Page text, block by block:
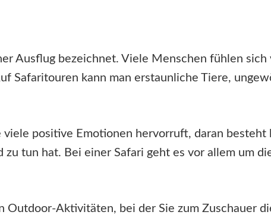
Ausflug bezeichnet. Viele Menschen fühlen
Safaritouren kann man erstaunliche Tiere,
viele positive Emotionen hervorruft, daran
zu tun hat. Bei einer Safari geht es vor allem um
Outdoor-Aktivitäten, bei der Sie zum Zuschauer